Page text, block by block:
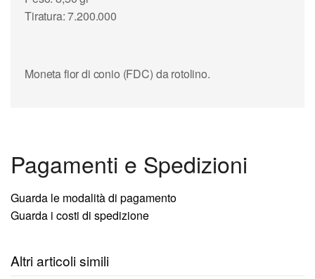
Tiratura: 7.200.000
Moneta fior di conio (FDC) da rotolino.
Pagamenti e Spedizioni
Guarda le modalità di pagamento
Guarda i costi di spedizione
Altri articoli simili